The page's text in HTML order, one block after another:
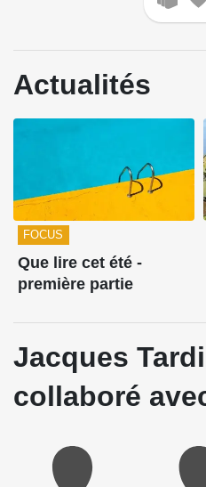
Actualités
FOCUS
Que lire cet été -
première partie
Jacques
collaboré